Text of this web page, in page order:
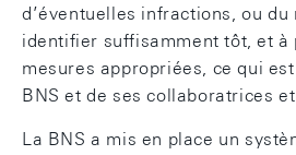
d’éventuelles infractions, ou du
identifier suffisamment tôt, et à
mesures appropriées, ce qui
BNS et de ses collaboratrices
La BNS a mis en place un